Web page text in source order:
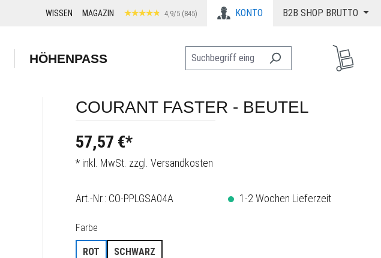
WISSEN MAGAZIN 4,9/5 (845) KONTO B2B SHOP BRUTTO
HÖHENPASS
COURANT FASTER - BEUTEL
57,57 €*
* inkl. MwSt. zzgl. Versandkosten
Art.-Nr.: CO-PPLGSA04A 1-2 Wochen Lieferzeit
Farbeauswählen
ROT SCHWARZ